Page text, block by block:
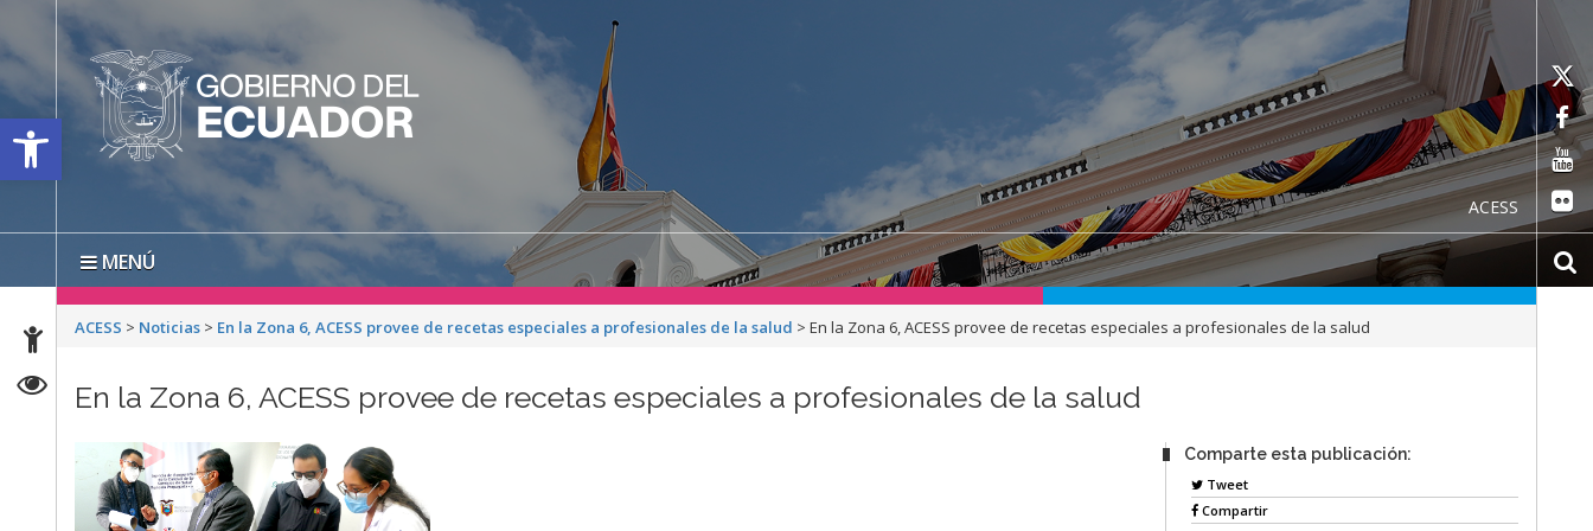
Open toolbar
ACESS
MENÚ
ACESS > Noticias > En la Zona 6, ACESS provee de recetas especiales a profesionales de la salud >En la Zona 6, ACESS provee de recetas especiales a profesionales de la salud
En la Zona 6, ACESS provee de recetas especiales a profesionales de la salud
Comparte esta publicación:
Tweet
Compartir